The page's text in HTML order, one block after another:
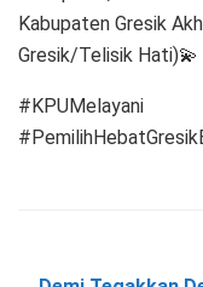
Kabupaten Gresik
Gresik/Telisik Hati)💫
#KPUMelayani